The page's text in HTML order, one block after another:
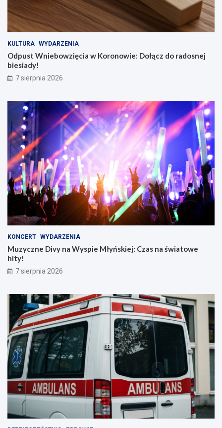
KULTURA WYDARZENIA
Odpust Wniebowzięcia w Koronowie: Dołącz do radosnej
biesiady!
7 sierpnia 2026
KONCERT WYDARZENIA
Muzyczne Divy na Wyspie Młyńskiej: Czas na światowe
hity!
7 sierpnia 2026